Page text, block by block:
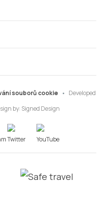
souborů cookie
Developed
by: Signed Design